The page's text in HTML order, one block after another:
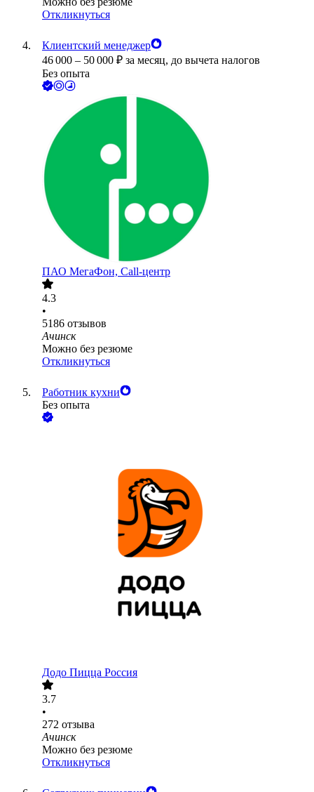
Откликнуться
Клиентский менеджер
46 000 – 50 000 ₽ за месяц, до вычета налогов
Без опыта
ПАО МегаФон, Call-центр
4.3
•
5186 отзывов
Ачинск
Можно без резюме
Откликнуться
Работник кухни
Без опыта
Додо Пицца Россия
3.7
•
272 отзыва
Ачинск
Можно без резюме
Откликнуться